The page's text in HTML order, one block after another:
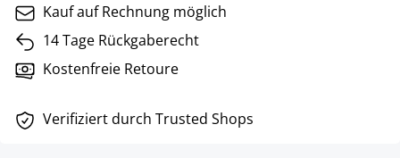
Kauf auf Rechnung möglich
14 Tage Rückgaberecht
Kostenfreie Retoure
Verifiziert durch Trusted Shops